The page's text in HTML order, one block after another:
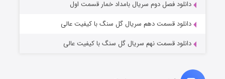
دانلود فصل دوم سریال بامداد خمار قسمت اول
دانلود قسمت دهم سریال گل سنگ با کیفیت عالی
دانلود قسمت نهم سریال گل سنگ با کیفیت عالی